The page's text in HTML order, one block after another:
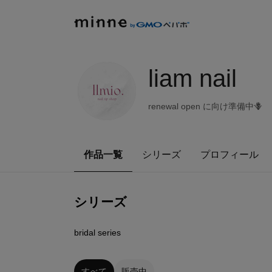
liam nail
renewal open に向け準備中🪻
作品一覧 シリーズ プロフィール
シリーズ
bridal series